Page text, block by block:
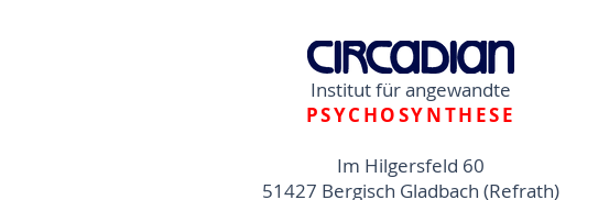
Institut für angewandte
PSYCHOSYNTHESE
Im Hilgersfeld 60
51427 Bergisch Gladbach (Refrath)